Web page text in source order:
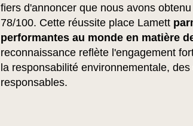
fiers d'annoncer que nous avons
78/100. Cette réussite place Lamett
performantes au monde en matière
reconnaissance reflète l'engagement
la responsabilité environnementale,
responsables.